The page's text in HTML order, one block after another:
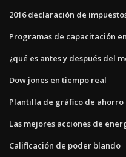
2016 declaración de
Programas de capacitación
¿qué es antes y después del
Dow jones en tiempo real
Plantilla de gráfico de
Las mejores acciones de
Calificación de poder blando